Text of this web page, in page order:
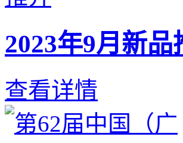
2023年9月新品
查看详情